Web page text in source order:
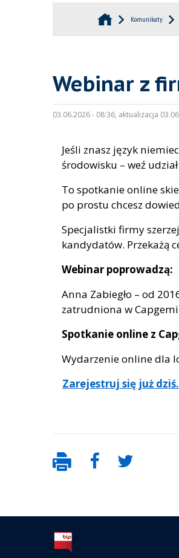
Komunikaty
Webinar z
03.06.2026 - 08:36, aktualizacja
Jeśli znasz język
środowisku – weź
To spotkanie online
po prostu chcesz
Specjalistki firmy
kandydatów. Przekażą
Webinar poprowadzą:
Anna Zabiegło – od
zatrudniona w
Spotkanie online z
Wydarzenie online dla
Zarejestruj się już dziś.